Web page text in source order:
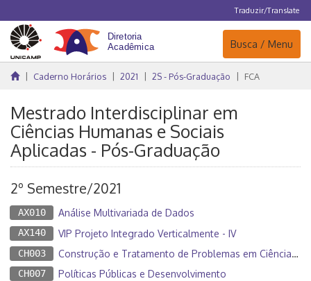
Traduzir/Translate
Navegação
Busca / Menu
Caderno Horários 2021 2S - Pós-Graduação FCA
Mestrado Interdisciplinar em
Ciências Humanas e Sociais
Aplicadas - Pós-Graduação
2º Semestre/2021
AX010 Análise Multivariada de Dados
AX140 VIP Projeto Integrado Verticalmente - IV
CH003 Construção e Tratamento de Problemas em Ciências Humanas e Sociais
CH007 Políticas Públicas e Desenvolvimento